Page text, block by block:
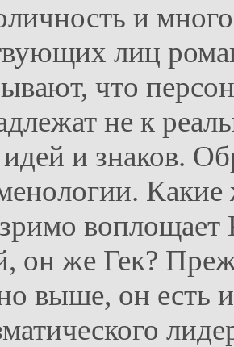
и
лиц
что
не к
и знаков.
Какие
он же Гек?
выше, он есть